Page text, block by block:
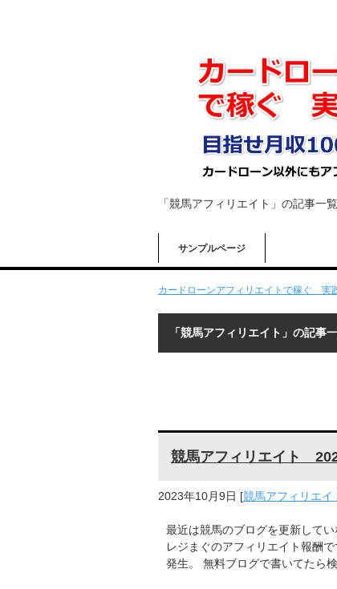
「競馬アフィリエイト」の記事一覧
サンプルページ
カードローンアフィリエイトで稼ぐ 実
「競馬アフィリエイト」の記事
競馬アフィリエイト
2023年10月9日 [競馬アフィリエイ
最近は競馬のブログを更新して
レジまぐのアフィリエイト報酬
発生。 無料ブログで書いてたら